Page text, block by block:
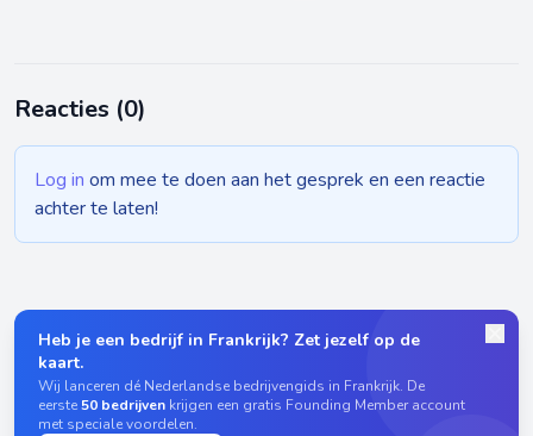
Reacties (0)
Log in om mee te doen aan het gesprek en een reactie
achter te laten!
Heb je een bedrijf in Frankrijk? Zet jezelf op de
kaart.
Wij lanceren dé Nederlandse bedrijvengids in Frankrijk. De
eerste50 bedrijven krijgen een gratis Founding Member account
met speciale voordelen.